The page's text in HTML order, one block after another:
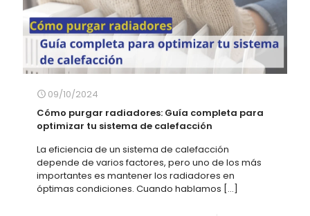
09/10/2024
Cómo purgar radiadores: Guía completa para
optimizar tu sistema de calefacción
La eficiencia de un sistema de calefacción
depende de varios factores, pero uno de los más
importantes es mantener los radiadores en
óptimas condiciones. Cuando hablamos […]